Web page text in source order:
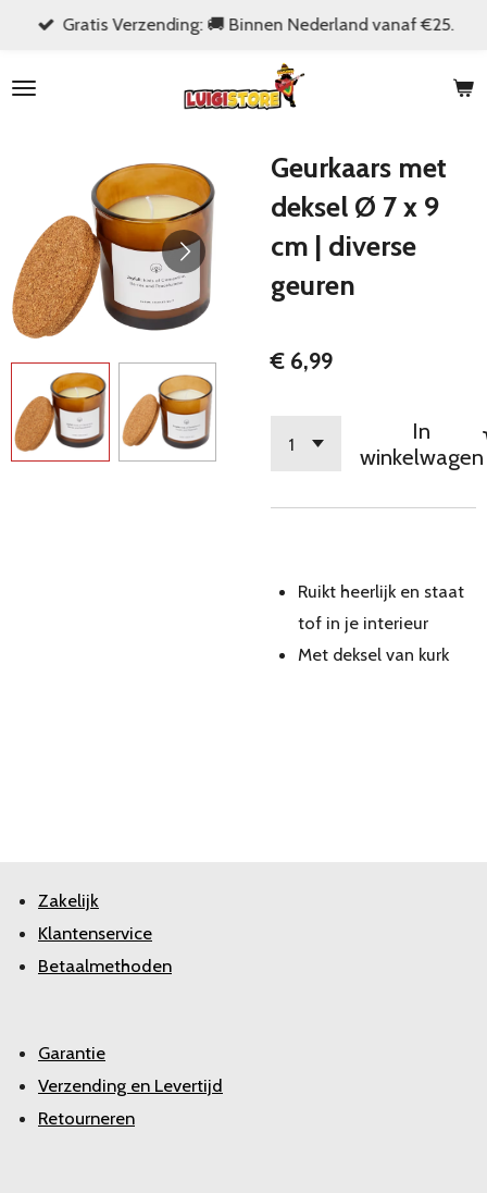
naar
Gratis Verzending: 🚚 Binnen Nederland vanaf €25.
Geurkaars met
deksel Ø 7 x 9
cm | diverse
geuren
€ 6,99
In
winkelwagen
Ruikt heerlijk en staat
tof in je interieur
Met deksel van kurk
Zakelijk
Klantenservice
Betaalmethoden
Garantie
Verzending en Levertijd
Retourneren